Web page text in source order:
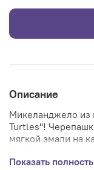
Описание
Микеланджело из
Turtles"!
мягкой эмали на
качество на
Показать